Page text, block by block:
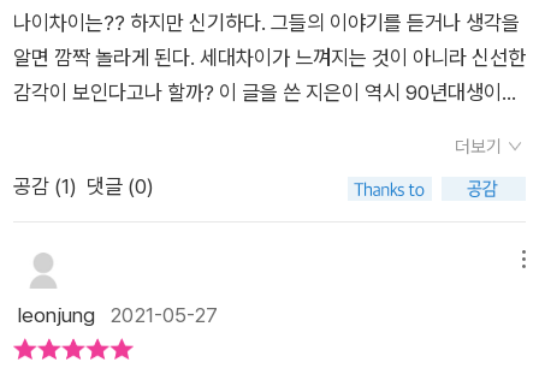
치인에 대해 오해하는 기성세대들에 대해서도 정치적 책임을 지
지 않는 정치인들에 대해서도 날카롭고 뼈아픈 질문들을 던진
다. “가진 자들은 안정된 삶을 누릴 수 있는 계급의 입구를 좁히
려 특혜와 편법을 동원하고,덜 가진 자들은 좁혀진 입구에 들어가
기 위해 교육 신화와 부동산 신화에 병적으로 집착하며그보다도
직과 장애인을 밀어낸다.” 그리고 이런 배경에는 더 이상 물러날
곳이 없는 사회적 약자들로 자리매김한 자신들의 삶이 있다. 세상
어디가 어떻게 좋아졌는지 실감할 겨를이 없이 폭력과 차별에 시
달리고 산업재해로 죽어가는 존재들이 자신들과 동년배 또는 더
나이차이는?? 하지만 신기하다. 그들의 이야기를 듣거나 생각을
알면 깜짝 놀라게 된다. 세대차이가 느껴지는 것이 아니라 신선한
감각이 보인다고나 할까? 이 글을 쓴 지은이 역시 90년대생이다.
놀랍기도 하고 부럽기도 했다. 이런 글을 쓸 수 있다는 사실 말이
다.최근에 심너울 작가의 에세이를 가제본으로 읽어보게 될 기회
넘는 공감이 보였다. 이제 더 이상 주민등록상의 생년월일이 그
사람과의 장벽이 될 수 없다는 생각이다. ​우리는 모두 통 할수 있
는 것이다. ​사람들이 아는 기본적인 가치는 동일하다. 같이 공감
더보기
공감 (1) 댓글 (0)
leonjung 2021-05-27